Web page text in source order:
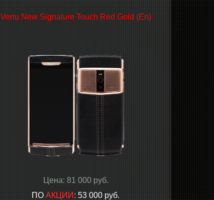
Vertu New Signature Touch Red Gold (En)
Цена: 81 000 руб.
ПО АКЦИИ : 53 000 руб.